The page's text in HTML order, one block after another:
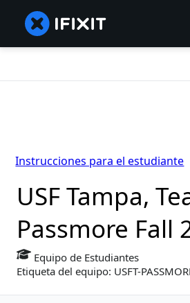
USF Tampa,
Passmore Fall
Equipo de Estudiantes
Etiqueta del equipo: USFT-
Instrucciones para el estudiante